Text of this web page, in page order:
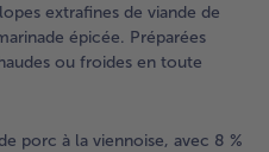
extrafines de viande de
épicée. Préparées
ou froides en toute
porc à la viennoise, avec 8 %